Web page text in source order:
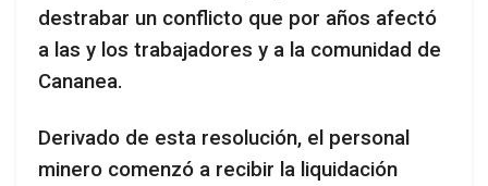
destrabar un conflicto que por años afectó
a las y los trabajadores y a la comunidad de
Cananea.
Derivado de esta resolución, el personal
minero comenzó a recibir la liquidación